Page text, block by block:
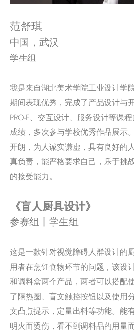
范舒琪
中国，武汉
学生组
我是来自湖北美术学院工业设计学
期间表现优秀，完成了产品设计与
PRO-E、交互设计、服务设计等课
成绩，多次参与学校优秀作品展示
开朗，为人诚实谦虚，具有良好的
真负责，能严格要求自己，乐于挑
的接受能力。
《盲人厨具设计》
参赛组丨学生组
这是一款针对视觉障碍人群设计的
用者在烹饪食物环节的问题，该设
和调料盒两个产品，两者可以搭配
了隔热圈、盲文触控按钮以及使用
文凸点提示，定量出料等功能。能
明火而烫伤，看不到调料品的用量